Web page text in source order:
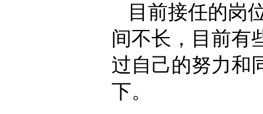
目前接任的岗
间不长，目前有
过自己的努力和
下。